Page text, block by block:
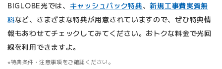
BIGLOBE光では、 キャッシュバック特典、新規工事費実質無
料など、さまざまな特典が用意されていますので、ぜひ特典情
報もあわせてチェックしてみてください。おトクな料金で光回
線を利用できますよ。
特典条件・注意事項をご確認ください。